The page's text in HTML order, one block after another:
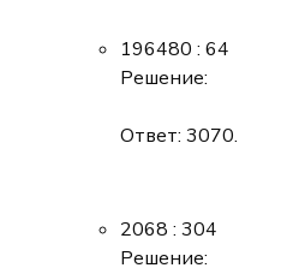
196480 : 64
Решение:
Ответ: 3070.
2068 : 304
Решение: